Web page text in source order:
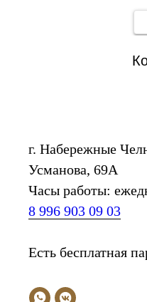
г. Набережные
Усманова, 69А
Часы работы:
8 996 903 09 03
Есть бесплатная